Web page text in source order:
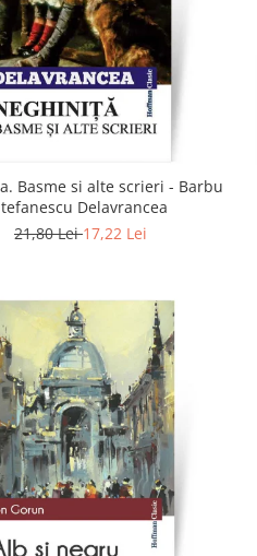
Basme si alte scrieri - Barbu
Delavrancea
21,80 Lei17,22 Lei